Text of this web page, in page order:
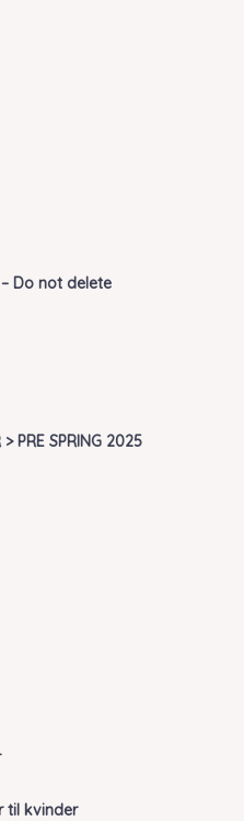
Do not delete
PRE SPRING 2025
til kvinder